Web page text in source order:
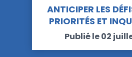
ANTICIPER LES
PRIORITÉS ET
Publié le 02